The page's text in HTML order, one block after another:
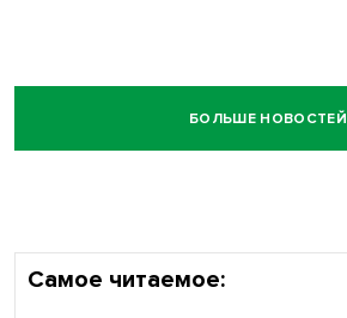
БОЛЬШЕ НОВОСТЕЙ
Самое читаемое: